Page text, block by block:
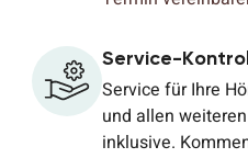
Service-
Service für Ihre
und allen
inklusive.